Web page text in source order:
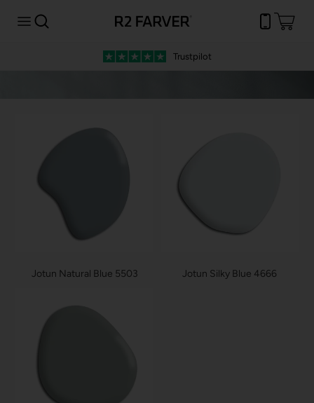
Trustpilot
Jotun Natural Blue 5503 Jotun Silky Blue 4666